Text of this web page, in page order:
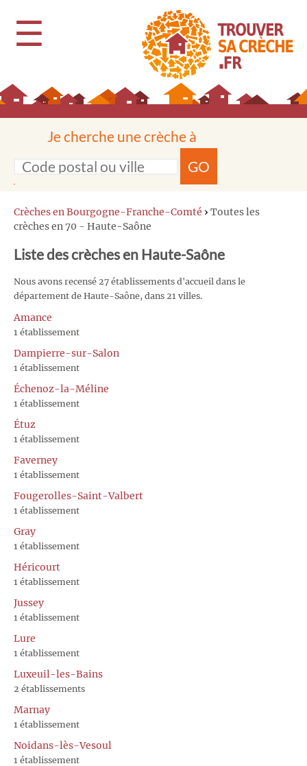
☰
Je cherche une crèche à
GO
Crèches en Bourgogne-Franche-Comté › Toutes les
crèches en 70 - Haute-Saône
Liste des crèches en Haute-Saône
Nous avons recensé 27 établissements d'accueil dans le
département de Haute-Saône, dans 21 villes.
Amance
1 établissement
Dampierre-sur-Salon
1 établissement
Échenoz-la-Méline
1 établissement
Étuz
1 établissement
Faverney
1 établissement
Fougerolles-Saint-Valbert
1 établissement
Gray
1 établissement
Héricourt
1 établissement
Jussey
1 établissement
Lure
1 établissement
Luxeuil-les-Bains
2 établissements
Marnay
1 établissement
Noidans-lès-Vesoul
1 établissement